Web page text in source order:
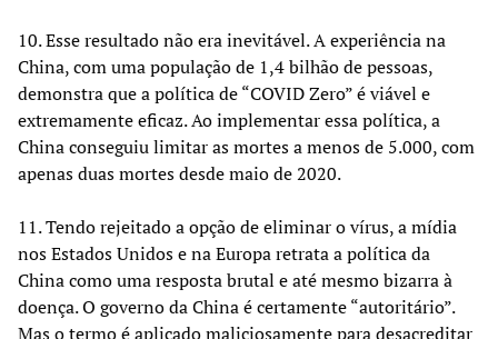
10. Esse resultado não era inevitável. A experiência na
China, com uma população de 1,4 bilhão de pessoas,
demonstra que a política de “COVID Zero” é viável e
extremamente eficaz. Ao implementar essa política, a
China conseguiu limitar as mortes a menos de 5.000, com
apenas duas mortes desde maio de 2020.
11. Tendo rejeitado a opção de eliminar o vírus, a mídia
nos Estados Unidos e na Europa retrata a política da
China como uma resposta brutal e até mesmo bizarra à
doença. O governo da China é certamente “autoritário”.
Mas o termo é aplicado maliciosamente para desacreditar